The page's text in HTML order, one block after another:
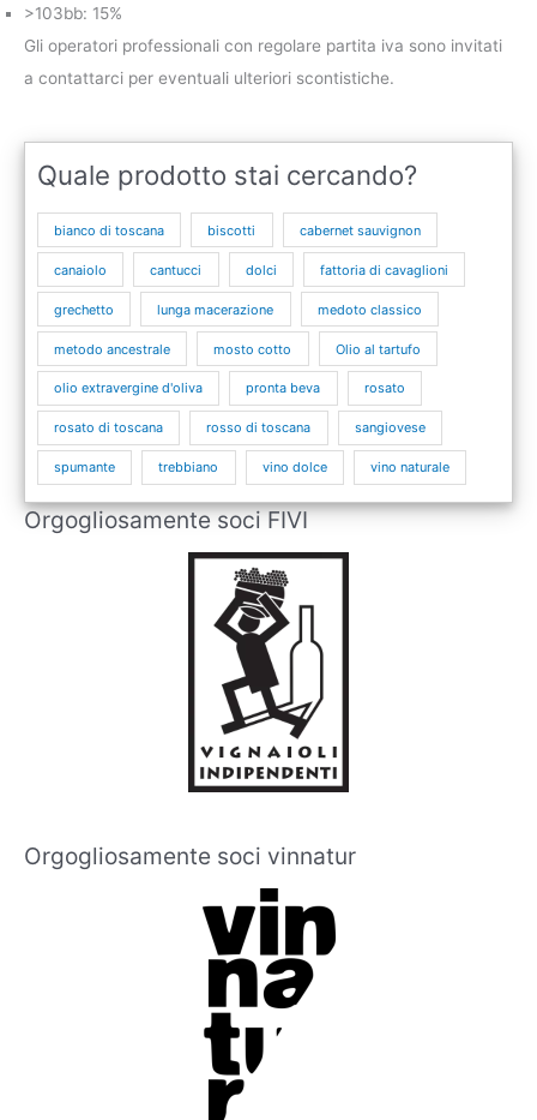
>103bb: 15%
Gli operatori professionali con regolare partita iva sono invitati
a contattarci per eventuali ulteriori scontistiche.
Quale prodotto stai cercando?
bianco di toscana biscotti cabernet sauvignon
canaiolo cantucci dolci fattoria di cavaglioni
grechetto lunga macerazione medoto classico
metodo ancestrale mosto cotto Olio al tartufo
olio extravergine d'oliva pronta beva rosato
rosato di toscana rosso di toscana sangiovese
spumante trebbiano vino dolce vino naturale
Orgogliosamente soci FIVI
Orgogliosamente soci vinnatur